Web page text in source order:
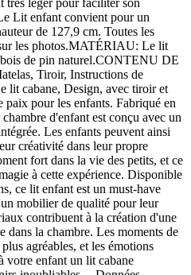
Lit enfant convient pour un
de 127,9 cm. Toutes les
les photos.MATÉRIAU: Le lit
de pin naturel.CONTENU DE
Tiroir, Instructions de
lit cabane, Design, avec tiroir et
paix pour les enfants. Fabriqué en
d'enfant est conçu avec un
Les enfants peuvent ainsi
créativité dans leur propre
fort dans la vie des petits, et ce
à cette expérience. Disponible
ce lit enfant est un must-have
mobilier de qualité pour leur
contribuent à la création d'une
dans la chambre. Les moments de
agréables, et les émotions
votre enfant un lit cabane